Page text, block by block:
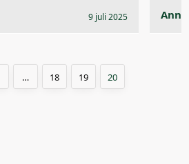
9 juli 2025
… 18 19 20